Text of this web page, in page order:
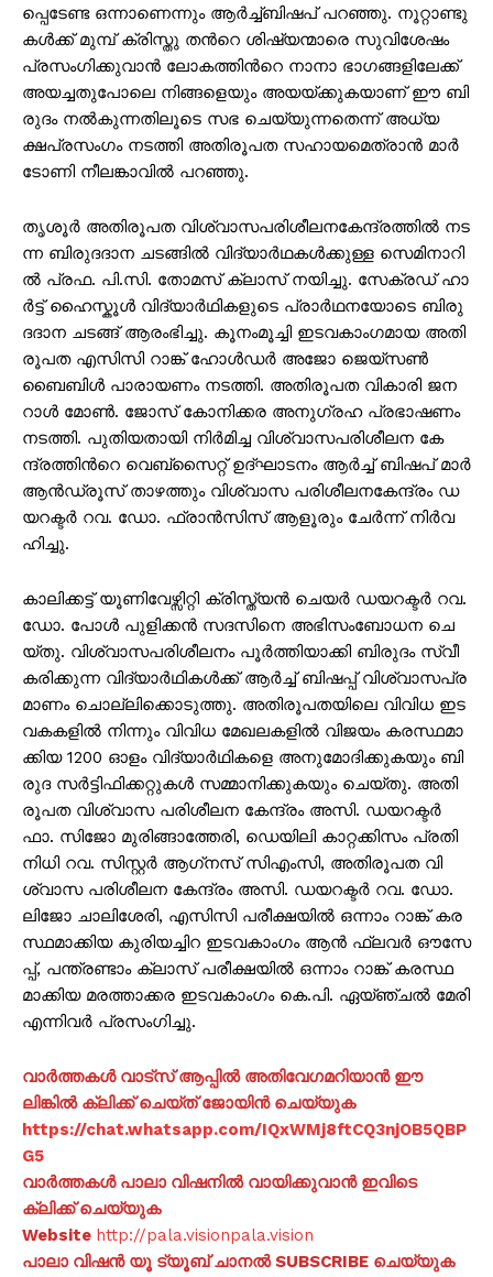
പ്പെ​ടേ​ണ്ട ഒ​ന്നാ​ണെ​ന്നും ആ​ർ​ച്ച്ബി​ഷ​പ് പ​റ​ഞ്ഞു. നൂ​റ്റാ​ണ്ടു​
ക​ൾ​ക്ക് മു​മ്പ് ക്രി​സ്തു ത​ന്‍റെ ശി​ഷ്യ​ന്മാ​രെ സു​വി​ശേ​ഷം
പ്ര​സം​ഗി​ക്കു​വാ​ൻ ലോ​ക​ത്തി​ന്‍റെ നാ​നാ ഭാ​ഗ​ങ്ങ​ളി​ലേ​ക്ക്
അ​യ​ച്ച​തു​പോ​ലെ നി​ങ്ങ​ളെ​യും അ​യ​യ്ക്കു​ക​യാ​ണ് ഈ ​ബി​
രു​ദം ന​ൽ​കു​ന്ന​തി​ലൂ​ടെ സ​ഭ ചെ​യ്യു​ന്ന​തെ​ന്ന് അ​ധ്യ​
ക്ഷപ്ര​സം​ഗം ന​ട​ത്തി​ അ​തി​രൂ​പ​ത സ​ഹാ​യ​മെ​ത്രാ​ൻ മാ​ർ
ടോ​ണി നീ​ല​ങ്കാ​വി​ൽ പ​റ​ഞ്ഞു.
തൃ​ശൂ​ർ അ​തി​രൂ​പ​ത വി​ശ്വാ​സ​പ​രി​ശീ​ല​ന​കേ​ന്ദ്ര​ത്തി​ൽ ന​ട​
ന്ന ബി​രു​ദ​ദാ​ന ച​ട​ങ്ങി​ൽ വി​ദ്യാ​ർ​ഥ​ക​ൾ​ക്കു​ള്ള സെ​മി​നാ​റി​
ൽ പ്ര​ഫ. പി.​സി. തോ​മ​സ് ക്ലാ​സ് ന​യി​ച്ചു. സേ​ക്ര​ഡ് ഹാ​
ർ​ട്ട് ഹൈ​സ്കൂ​ൾ വി​ദ്യാ​ർ​ഥി​ക​ളു​ടെ പ്രാ​ർ​ഥ​ന​യോ​ടെ ബി​രു​
ദ​ദാ​ന ച​ട​ങ്ങ് ആ​രം​ഭി​ച്ചു. കൂ​നംമൂ​ച്ചി ഇ​ട​വ​കാം​ഗ​മാ​യ അ​തി​
രൂ​പ​ത എ​സി​സി റാ​ങ്ക് ഹോ​ൾ​ഡ​ർ അ​ജോ ജെ​യ്സ​ൺ
ബൈ​ബി​ൾ പാ​രാ​യ​ണം ന​ട​ത്തി. അ​തി​രൂ​പ​ത വി​കാ​രി ജ​ന​
റാ​ൾ മോ​ൺ. ജോ​സ് കോ​നി​ക്ക​ര അ​നു​ഗ്ര​ഹ പ്ര​ഭാ​ഷ​ണം
ന​ട​ത്തി. പു​തി​യ​താ​യി നി​ർ​മി​ച്ച വി​ശ്വാ​സ​പ​രി​ശീ​ല​ന കേ​
ന്ദ്ര​ത്തി​ന്‍റെ വെ​ബ്സൈ​റ്റ് ഉ​ദ്ഘാ​ട​നം ആ​ർ​ച്ച് ബി​ഷ​പ് മാ​ർ
ആ​ൻ​ഡ്രൂ​സ് താ​ഴ​ത്തും വി​ശ്വാ​സ പ​രി​ശീ​ല​ന​കേ​ന്ദ്രം ഡ​
യ​റ​ക്ട​ർ റ​വ. ഡോ. ​ഫ്രാ​ൻ​സി​സ് ആ​ളൂ​രും ചേ​ർ​ന്ന് നി​ർ​വ​
ഹി​ച്ചു.
കാ​ലി​ക്ക​ട്ട് യൂ​ണി​വേ​ഴ്സി​റ്റി ക്രി​സ്ത്യ​ൻ ചെ​യ​ർ ഡ​യ​റ​ക്ട​ർ റ​വ.
ഡോ. ​പോ​ൾ പു​ളി​ക്ക​ൻ സ​ദ​സി​നെ അ​ഭി​സം​ബോ​ധ​ന ചെ​
യ്തു. വി​ശ്വാ​സ​പ​രി​ശീ​ല​നം പൂ​ർ​ത്തി​യാ​ക്കി​ ബി​രു​ദം സ്വീ​
ക​രി​ക്കു​ന്ന വി​ദ്യാ​ർ​ഥി​ക​ൾ​ക്ക് ആ​ർ​ച്ച് ബി​ഷ​പ്പ് വി​ശ്വാ​സ​പ്ര​
മാ​ണം ചൊ​ല്ലി​ക്കൊ​ടു​ത്തു. അ​തി​രൂ​പ​ത​യി​ലെ വി​വി​ധ ഇ​ട​
വ​ക​ക​ളി​ൽ നി​ന്നും വി​വി​ധ മേ​ഖ​ല​ക​ളി​ൽ വി​ജ​യം ക​ര​സ്ഥ​മാ​
ക്കി​യ 1200 ഓ​ളം വി​ദ്യാ​ർ​ഥി​ക​ളെ അ​നു​മോ​ദി​ക്കു​ക​യും ബി​
രു​ദ സ​ർ​ട്ടി​ഫി​ക്ക​റ്റു​ക​ൾ സ​മ്മാ​നി​ക്കു​ക​യും ചെ​യ്തു. അ​തി​
രൂ​പ​ത വി​ശ്വാ​സ പ​രി​ശീ​ല​ന കേ​ന്ദ്രം അ​സി. ഡ​യ​റ​ക്ട​ർ
ഫാ. ​സി​ജോ മു​രി​ങ്ങാ​ത്തേ​രി, ഡെ​യി​ലി കാ​റ്റ​ക്കി​സം പ്ര​തി​
നി​ധി റ​വ. സി​സ്റ്റ​ർ ആ​ഗ്‌‌​ന​സ് സി​എം​സി, അ​തി​രൂ​പ​ത വി​
ശ്വാ​സ പ​രി​ശീ​ല​ന കേ​ന്ദ്രം അ​സി. ഡ​യ​റ​ക്ട​ർ റ​വ. ഡോ. ​
ലി​ജോ ചാ​ലി​ശേ​രി, എ​സി​സി പ​രീ​ക്ഷ​യി​ൽ ഒ​ന്നാം റാ​ങ്ക് ക​ര​
സ്ഥ​മാ​ക്കി​യ കു​രി​യ​ച്ചി​റ ഇ​ട​വ​കാം​ഗം ആ​ൻ ഫ്ലവ​ർ ഔ​സേ​
പ്പ്, പ​ന്ത്ര​ണ്ടാം ക്ലാ​സ് പ​രീ​ക്ഷ​യി​ൽ ഒ​ന്നാം റാ​ങ്ക് ക​ര​സ്ഥ​
മാ​ക്കി​യ മ​ര​ത്താ​ക്ക​ര ഇ​ട​വ​കാം​ഗം കെ.​പി. ഏ​യ്ഞ്ച​ൽ മേ​രി
എ​ന്നി​വ​ർ പ്ര​സം​ഗി​ച്ചു.
വാർത്തകൾ വാട്സ് ആപ്പിൽ അതിവേഗമറിയാൻ ഈ
ലിങ്കിൽ ക്ലിക്ക് ചെയ്ത് ജോയിൻ ചെയ്യുക
https://chat.whatsapp.com/IQxWMj8ftCQ3njOB5QBP
G5
വാർത്തകൾ പാലാ വിഷനിൽ വായിക്കുവാൻ ഇവിടെ
ക്ലിക്ക് ചെയ്യുക
Website http://pala.visionpala.vision
പാലാ വിഷൻ യൂ ട്യൂബ് ചാനൽ SUBSCRIBE ചെയ്യുക